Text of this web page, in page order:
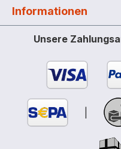
Informationen
Unsere